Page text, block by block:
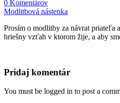
0 Komentárov
Modlitbová nástenka
Prosím o modlitby za návrat priateľa
hriešny vzťah v ktorom žije, a aby
Pridaj komentár
You must be logged in to post a